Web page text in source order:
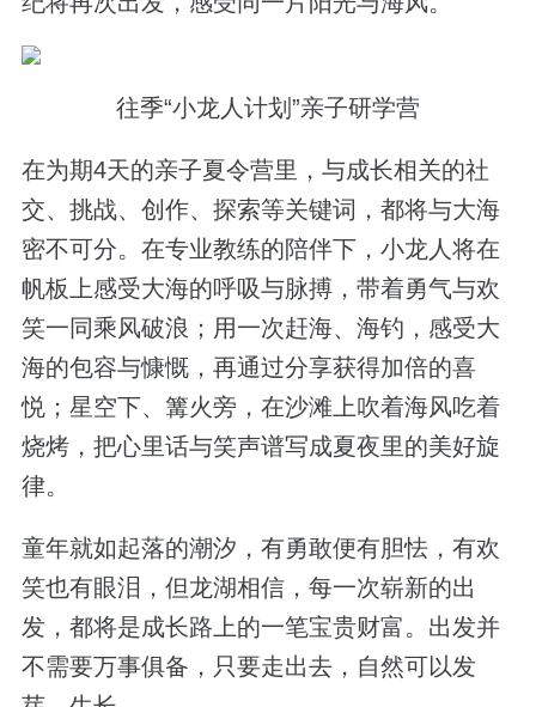
往季“小龙人计划”亲子研学营
在为期4天的亲子夏令营里，与成长相关的社
交、挑战、创作、探索等关键词，都将与大海
密不可分。在专业教练的陪伴下，小龙人将在
帆板上感受大海的呼吸与脉搏，带着勇气与欢
笑一同乘风破浪；用一次赶海、海钓，感受大
海的包容与慷慨，再通过分享获得加倍的喜
悦；星空下、篝火旁，在沙滩上吹着海风吃着
烧烤，把心里话与笑声谱写成夏夜里的美好旋
律。
童年就如起落的潮汐，有勇敢便有胆怯，有欢
笑也有眼泪，但龙湖相信，每一次崭新的出
发，都将是成长路上的一笔宝贵财富。出发并
不需要万事俱备，只要走出去，自然可以发